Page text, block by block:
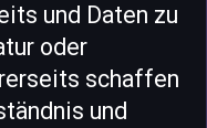
und Daten zu
oder
schaffen
und